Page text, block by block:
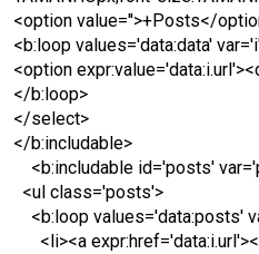
<option value=''>+Posts</
<b:loop values='data:data'
<option
</b:loop>
</select>
</b:includable>
<b:includable id='posts'
<ul class='posts'>
<b:loop values='data:posts'
<li><a